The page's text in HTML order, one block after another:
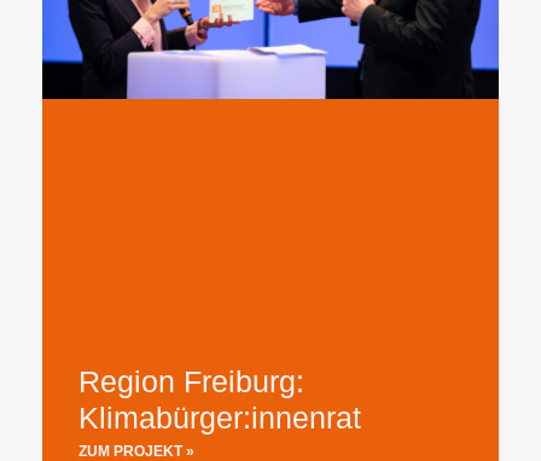
Region Freiburg:
Klimabürger:innenrat
ZUM PROJEKT »